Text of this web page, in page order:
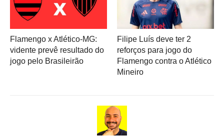
Flamengo x Atlético-MG:
vidente prevê resultado do
jogo pelo Brasileirão
Filipe Luís deve ter 2
reforços para jogo do
Flamengo contra o Atlético
Mineiro